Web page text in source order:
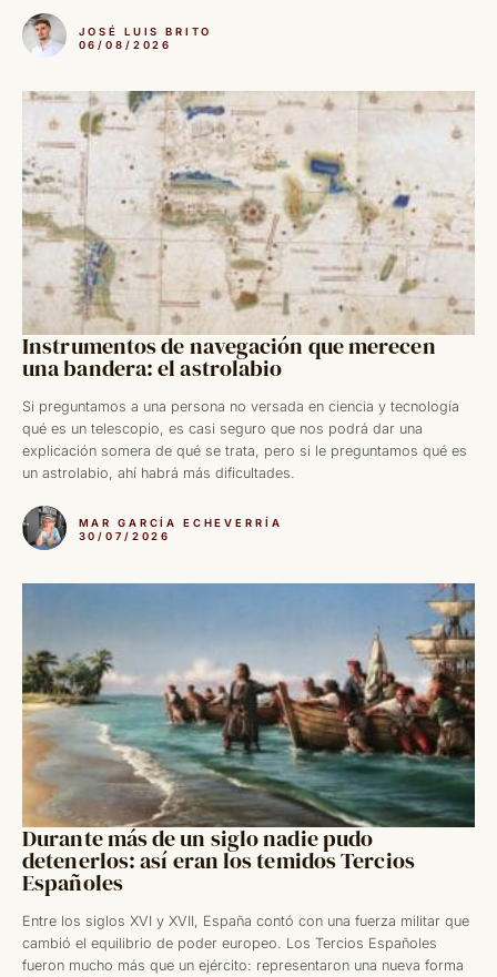
JOSÉ LUIS BRITO
06/08/2026
Instrumentos de navegación que merecen
una bandera: el astrolabio
Si preguntamos a una persona no versada en ciencia y tecnología
qué es un telescopio, es casi seguro que nos podrá dar una
explicación somera de qué se trata, pero si le preguntamos qué es
un astrolabio, ahí habrá más dificultades.
MAR GARCÍA ECHEVERRÍA
30/07/2026
Durante más de un siglo nadie pudo
detenerlos: así eran los temidos Tercios
Españoles
Entre los siglos XVI y XVII, España contó con una fuerza militar que
cambió el equilibrio de poder europeo. Los Tercios Españoles
fueron mucho más que un ejército: representaron una nueva forma